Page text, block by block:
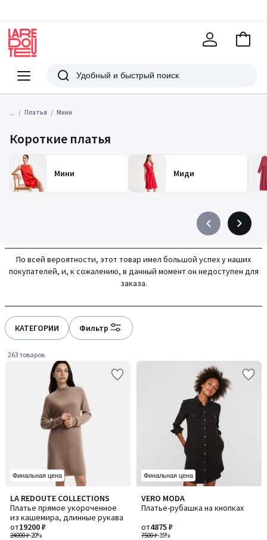
Меню
Redoute
Поиск
В
... Платья Мини
Короткие платья
Мини Миди
Précédent
à
gauche
Suivant
à
droite
По всей вероятности, этот товар имел большой успех у наших
покупателей, и, к сожалению, в данный момент он недоступен для
заказа.
КАТЕГОРИИ Фильтр
263 товаров
Финальная цена
LA REDOUTE COLLECTIONS
Платье прямое укороченное
из кашемира, длинные рукава
24000 ₽-20%
от19200 ₽
4,4
/ 5
Финальная цена
VERO MODA
Платье-рубашка на кнопках
7500 ₽-35%
от4875 ₽
3,9
/ 5